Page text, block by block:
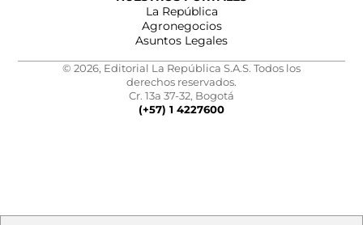
La República
Agronegocios
Asuntos Legales
© 2026, Editorial La República S.A.S. Todos los
derechos reservados.
Cr. 13a 37-32, Bogotá
(+57) 1 4227600